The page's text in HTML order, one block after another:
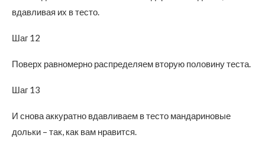
вдавливая их в тесто.
Шаг 12
Поверх равномерно распределяем вторую половину теста.
Шаг 13
И снова аккуратно вдавливаем в тесто мандариновые
дольки – так, как вам нравится.